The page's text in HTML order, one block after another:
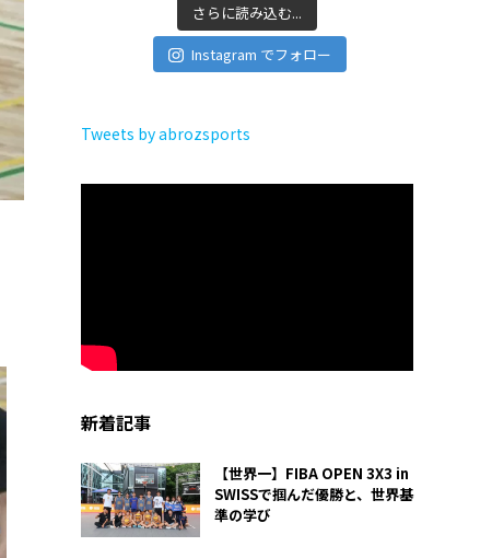
さらに読み込む...
Instagram でフォロー
Tweets by abrozsports
新着記事
【世界一】FIBA OPEN 3X3 in
SWISSで掴んだ優勝と、世界基
準の学び